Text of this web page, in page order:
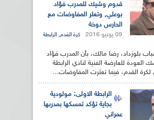
قدوم وشيك للمدرب فؤاد
بوعلي, وتعثر المفاوضات مع
الحارس دوخة
09 يونيو 2016 كرة القدم, الرابطة
بلوزداد، رضا مالك، بأن المدرب فؤاد
للعارضة الفنية لنادي الرابطة
لكرة القدم، فيما تعثرت المفاوضات...
الرابطة الاولى: مولودية
بجاية تؤكد تمسكها بمدربها
عمراني